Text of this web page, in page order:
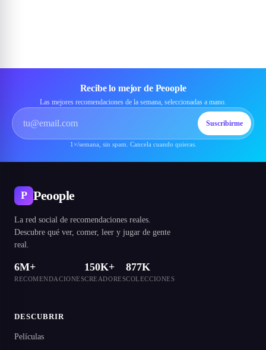
Recibe lo mejor de Peoople
Las mejores recomendaciones de la semana, seleccionadas a mano.
Suscribirme
1×/semana, sin spam. Cancela cuando quieras.
P Peoople
La red social de recomendaciones reales.
Descubre qué ver, comer, leer y jugar de gente
real.
6M+
RECOMENDACIONES
150K+
CREADORES
877K
COLECCIONES
DESCUBRIR
Películas